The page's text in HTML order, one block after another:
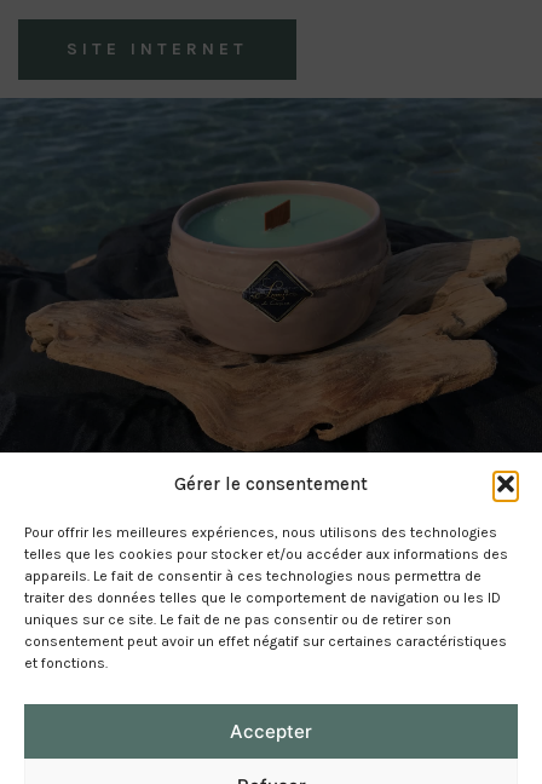
Gérer le consentement
Pour offrir les meilleures expériences, nous utilisons des technologies
telles que les cookies pour stocker et/ou accéder aux informations des
appareils. Le fait de consentir à ces technologies nous permettra de
traiter des données telles que le comportement de navigation ou les ID
uniques sur ce site. Le fait de ne pas consentir ou de retirer son
consentement peut avoir un effet négatif sur certaines caractéristiques
et fonctions.
Accepter
SITE INTERNET
Gestion de vos données